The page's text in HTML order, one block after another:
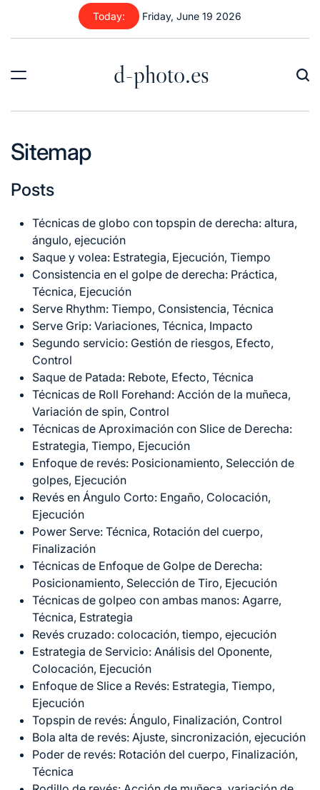
content
Today: Friday, June 19 2026
d-photo.es
Sitemap
Posts
Técnicas de globo con topspin de derecha: altura,
ángulo, ejecución
Saque y volea: Estrategia, Ejecución, Tiempo
Consistencia en el golpe de derecha: Práctica,
Técnica, Ejecución
Serve Rhythm: Tiempo, Consistencia, Técnica
Serve Grip: Variaciones, Técnica, Impacto
Segundo servicio: Gestión de riesgos, Efecto,
Control
Saque de Patada: Rebote, Efecto, Técnica
Técnicas de Roll Forehand: Acción de la muñeca,
Variación de spin, Control
Técnicas de Aproximación con Slice de Derecha:
Estrategia, Tiempo, Ejecución
Enfoque de revés: Posicionamiento, Selección de
golpes, Ejecución
Revés en Ángulo Corto: Engaño, Colocación,
Ejecución
Power Serve: Técnica, Rotación del cuerpo,
Finalización
Técnicas de Enfoque de Golpe de Derecha:
Posicionamiento, Selección de Tiro, Ejecución
Técnicas de golpeo con ambas manos: Agarre,
Técnica, Estrategia
Revés cruzado: colocación, tiempo, ejecución
Estrategia de Servicio: Análisis del Oponente,
Colocación, Ejecución
Enfoque de Slice a Revés: Estrategia, Tiempo,
Ejecución
Topspin de revés: Ángulo, Finalización, Control
Bola alta de revés: Ajuste, sincronización, ejecución
Poder de revés: Rotación del cuerpo, Finalización,
Técnica